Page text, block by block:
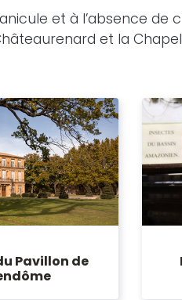
et à l’absence de
et la
Pavillon de